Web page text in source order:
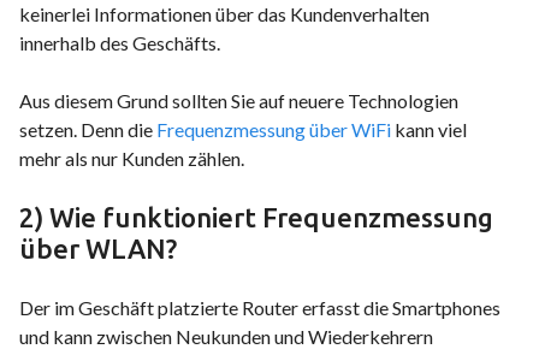
keinerlei Informationen über das Kundenverhalten
innerhalb des Geschäfts.
Aus diesem Grund sollten Sie auf neuere Technologien
setzen. Denn die Frequenzmessung über WiFi kann viel
mehr als nur Kunden zählen.
2) Wie funktioniert Frequenzmessung
über WLAN?
Der im Geschäft platzierte Router erfasst die Smartphones
und kann zwischen Neukunden und Wiederkehrern